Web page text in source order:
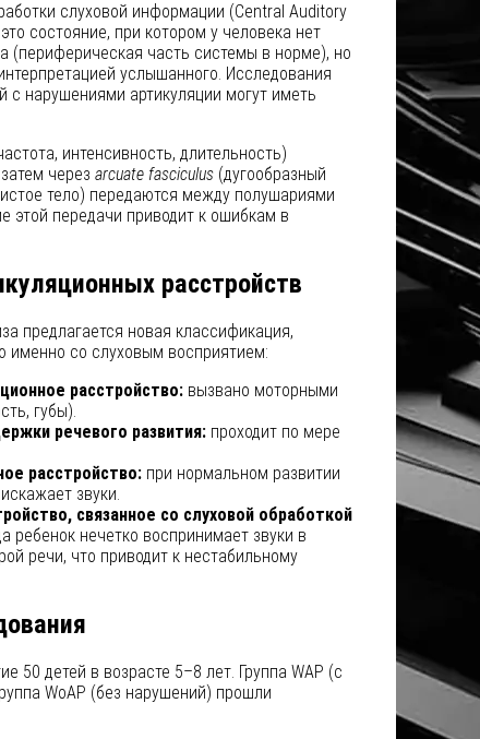
слуховой информации (Central Auditory
состояние, при котором у человека нет
(периферическая часть системы в норме), но
услышанного. Исследования
с нарушениями артикуляции могут иметь
интенсивность, длительность)
через arcuate fasciculus(дугообразный
тело) передаются между полушариями
этой передачи приводит к ошибкам в
расстройств
предлагается новая классификация,
именно со слуховым восприятием:
расстройство:вызвано моторными
губы).
речевого развития:проходит по мере
расстройство:при нормальном развитии
звуки.
связанное со слуховой обработкой
ребенок нечетко воспринимает звуки в
речи, что приводит к нестабильному
50 детей в возрасте 5–8 лет. Группа WAP (с
WoAP (без нарушений) прошли